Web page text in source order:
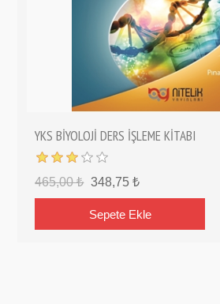
YKS BİYOLOJİ DERS İŞLEME KİTABI
465,00 ₺ 348,75 ₺